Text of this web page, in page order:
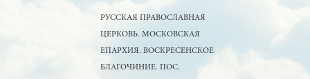
РУССКАЯ ПРАВОСЛАВНАЯ
ЦЕРКОВЬ. МОСКОВСКАЯ
ЕПАРХИЯ. ВОСКРЕСЕНСКОЕ
БЛАГОЧИНИЕ. ПОС.